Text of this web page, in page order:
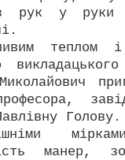
рук у руки
теплом
манер,